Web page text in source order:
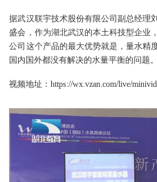
据武汉联宇技术股份有限公司副总经理
盛会，作为湖北武汉的本土科技型企业
公司这个产品的最大优势就是，量水精
国内国外都没有解决的水量平衡的问题。
视频地址：https://wx.vzan.com/live/